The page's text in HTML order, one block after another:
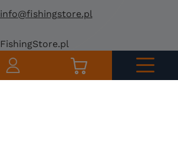
info@fishingstore.pl
FishingStore.pl
Kuznocin 1